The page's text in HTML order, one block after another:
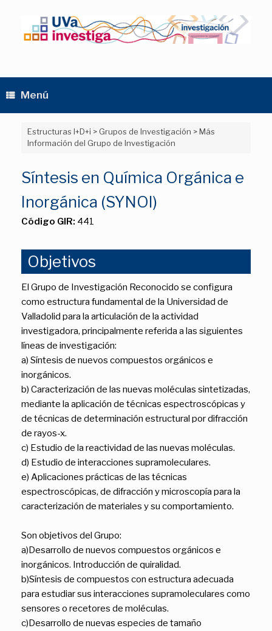
contenido
Menú
Estructuras I+D+i > Grupos de Investigación >Más
Información del Grupo de Investigación
Síntesis en Química Orgánica e
Inorgánica (SYNOI)
Código GIR: 441
Objetivos
El Grupo de Investigación Reconocido se configura
como estructura fundamental de la Universidad de
Valladolid para la articulación de la actividad
investigadora, principalmente referida a las siguientes
líneas de investigación:
a) Síntesis de nuevos compuestos orgánicos e
inorgánicos.
b) Caracterización de las nuevas moléculas sintetizadas,
mediante la aplicación de técnicas espectroscópicas y
de técnicas de determinación estructural por difracción
de rayos-x.
c) Estudio de la reactividad de las nuevas moléculas.
d) Estudio de interacciones supramoleculares.
e) Aplicaciones prácticas de las técnicas
espectroscópicas, de difracción y microscopía para la
caracterización de materiales y su comportamiento.
Son objetivos del Grupo:
a)Desarrollo de nuevos compuestos orgánicos e
inorgánicos. Introducción de quiralidad.
b)Síntesis de compuestos con estructura adecuada
para estudiar sus interacciones supramoleculares como
sensores o recetores de moléculas.
c)Desarrollo de nuevas especies de tamaño